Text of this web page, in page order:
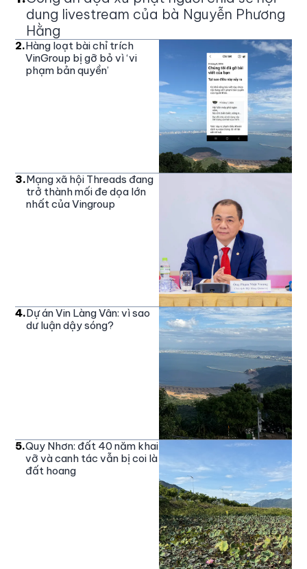
dung livestream của bà Nguyễn Phương
Hằng
2.Hàng loạt bài chỉ trích
VinGroup bị gỡ bỏ vì ‘vi
phạm bản quyền’
3.Mạng xã hội Threads đang
trở thành mối đe dọa lớn
nhất của Vingroup
4.Dự án Vin Làng Vân: vì sao
dư luận dậy sóng?
5.Quy Nhơn: đất 40 năm khai
vỡ và canh tác vẫn bị coi là
đất hoang